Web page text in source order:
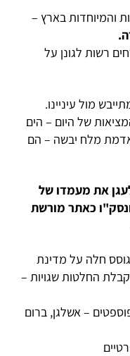
והמיוחדות בארץ –
רשות לגונן על
מול עיניינו.
של היום – הים
מלח יבשה – הם
את מעמדו של
כאתר מורשת
חלה על מדינת
החלטות שגויות –
– אשלגן, ברום